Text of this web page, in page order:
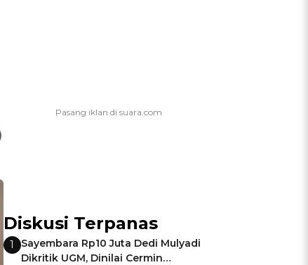
Diskusi Terpanas
1
Sayembara Rp10 Juta Dedi Mulyadi
Dikritik UGM, Dinilai Cermin